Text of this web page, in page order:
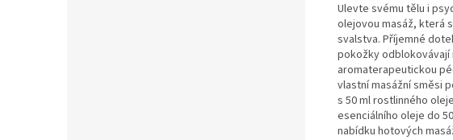
Ulevte svému tělu i
olejovou masáž, která
svalstva. Příjemné
pokožky
aromaterapeutickou
vlastní masážní směsi
s 50 ml rostlinného
esenciálního oleje do
nabídku hotových